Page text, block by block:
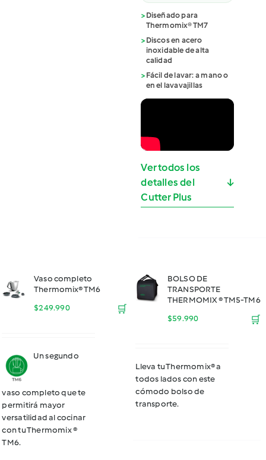
> Diseñado para
Thermomix® TM7
> Discos en acero
inoxidable de alta
calidad
> Fácil de lavar: a mano o
en el lavavajillas
Ver todos los
detalles del
Cutter Plus
↓
Vaso completo
Thermomix® TM6
$249.990 🛒
Un segundo
vaso completo que te
permitirá mayor
versatilidad al cocinar
con tu Thermomix ®
TM6.
BOLSO DE
TRANSPORTE
THERMOMIX ® TM5-TM6
$59.990 🛒
Lleva tu Thermomix® a
todos lados con este
cómodo bolso de
transporte.